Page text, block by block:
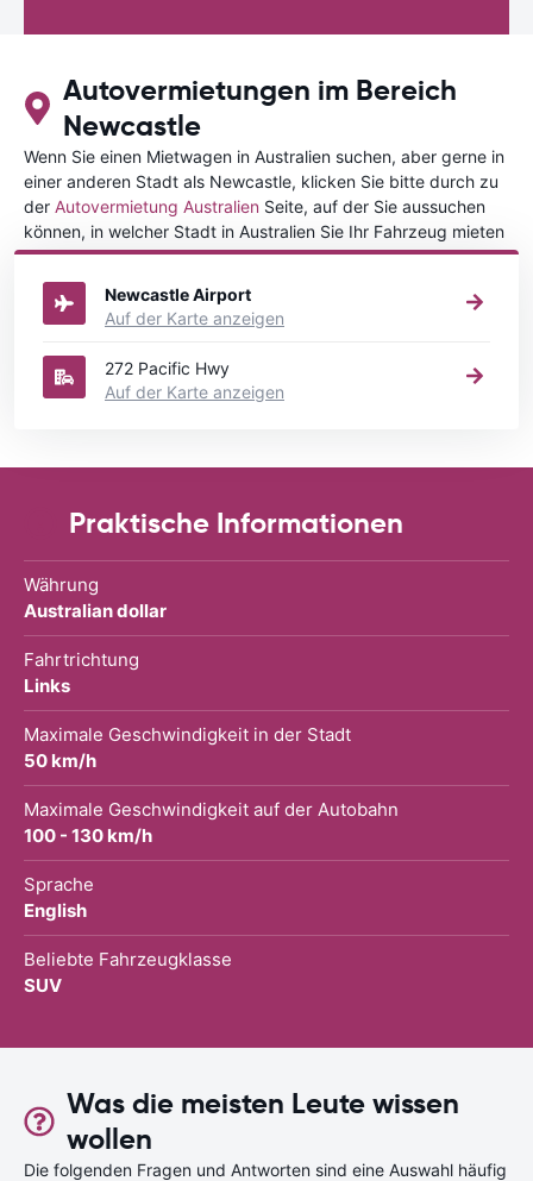
Autovermietungen im Bereich
Newcastle
Wenn Sie einen Mietwagen in Australien suchen, aber gerne in
einer anderen Stadt als Newcastle, klicken Sie bitte durch zu
der Autovermietung Australien Seite, auf der Sie aussuchen
können, in welcher Stadt in Australien Sie Ihr Fahrzeug mieten
wollen.
Newcastle Airport
Auf der Karte anzeigen
272 Pacific Hwy
Auf der Karte anzeigen
Praktische Informationen
Währung
Australian dollar
Fahrtrichtung
Links
Maximale Geschwindigkeit in der Stadt
50 km/h
Maximale Geschwindigkeit auf der Autobahn
100 - 130 km/h
Sprache
English
Beliebte Fahrzeugklasse
SUV
Was die meisten Leute wissen
wollen
Die folgenden Fragen und Antworten sind eine Auswahl häufig